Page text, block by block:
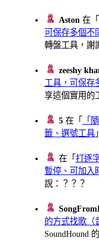
Aston 在「
可保存多個不
轉盤工具，謝
zeeshy
工具，可保存
享這個實用的
5 在「
「
籤、選號工具
在「打逐
暫停、可加入
說：？？？
的方式找歌（
SoundHound